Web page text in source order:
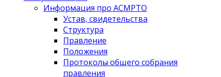
Информация про АСМРТО
Устав, свидетельства
Структура
Правление
Положения
Протоколы общего собрания
правления